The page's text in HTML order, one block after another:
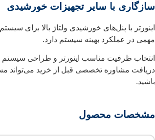
سازگاری با سایر تجهیزات خورشیدی
مهمی در عملکرد بهینه سیستم دارد.
انتخاب ظرفیت مناسب اینورتر و طراحی سیستم
دریافت مشاوره تخصصی قبل از خرید می‌تواند
باشید.
مشخصات محصول